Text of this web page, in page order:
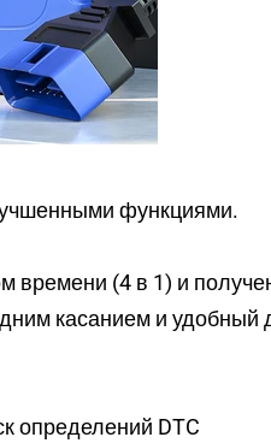
функциями.
(4 в 1) и
касанием и удобный
определений DTC